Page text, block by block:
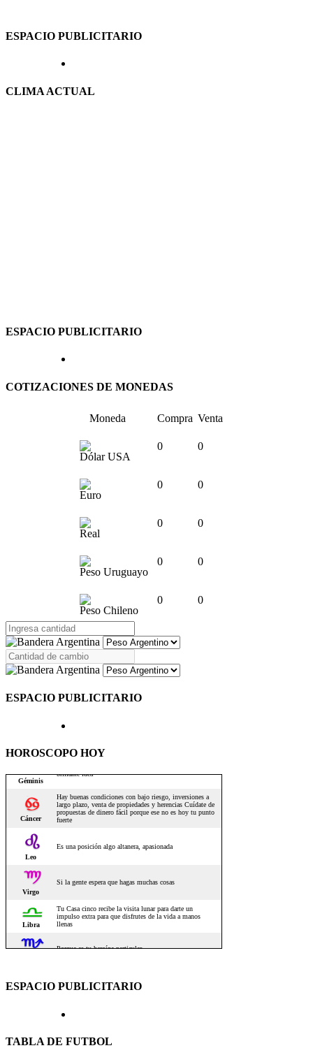
ESPACIO PUBLICITARIO
CLIMA ACTUAL
ESPACIO PUBLICITARIO
COTIZACIONES DE MONEDAS
Moneda Compra Venta
Dólar USA
0 0
Euro
0 0
Real
0 0
Peso Uruguayo
0 0
Peso Chileno
0 0
ESPACIO PUBLICITARIO
HOROSCOPO HOY
ESPACIO PUBLICITARIO
TABLA DE FUTBOL